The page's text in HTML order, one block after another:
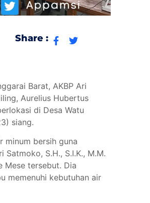
Share :
Barat, AKBP Ari
Aurelius Hubertus
di Desa Watu
siang.
minum bersih guna
S.H., S.I.K., M.M.
Mese tersebut. Dia
memenuhi kebutuhan air